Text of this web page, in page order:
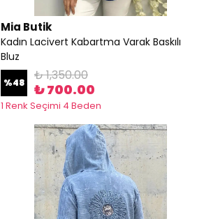
Mia Butik
Kadın Lacivert Kabartma Varak Baskılı
Bluz
%48 ₺ 1,350.00
₺ 700.00
1 Renk Seçimi 4 Beden